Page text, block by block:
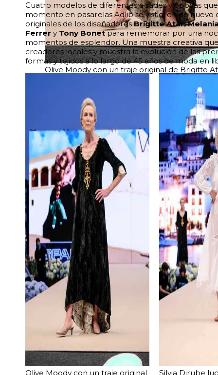
Olive Moody con un traje original de Brigitte
Cuatro modelos de diferentes edades y épocas
momento en pasarelas Adlib se vistieron de nuevo
originales de los diseñadoresBrigitte Atar,
Ferrer yTony Bonetpara rememorar por una
momentos de esplendor. Una muestra creativa
creadores locales y muestra la evolución de las
formas y tejidos a lo largo de 45 años de moda en
Olive Moody con un traje original Silvia Dirube